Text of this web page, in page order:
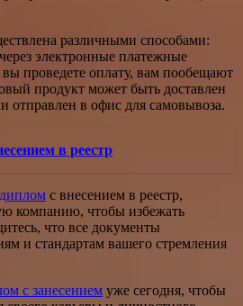
различными способами:
электронные платежные
проведете оплату, вам пообещают
продукт может быть доставлен
отправлен в офис для самовывоза.
в реестр
диплом с внесением в реестр,
компанию, чтобы избежать
что все документы
и стандартам вашего стремления
с занесением уже сегодня, чтобы